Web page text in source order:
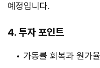
예정입니다.
4. 투자 포인트
가동률 회복과 원가